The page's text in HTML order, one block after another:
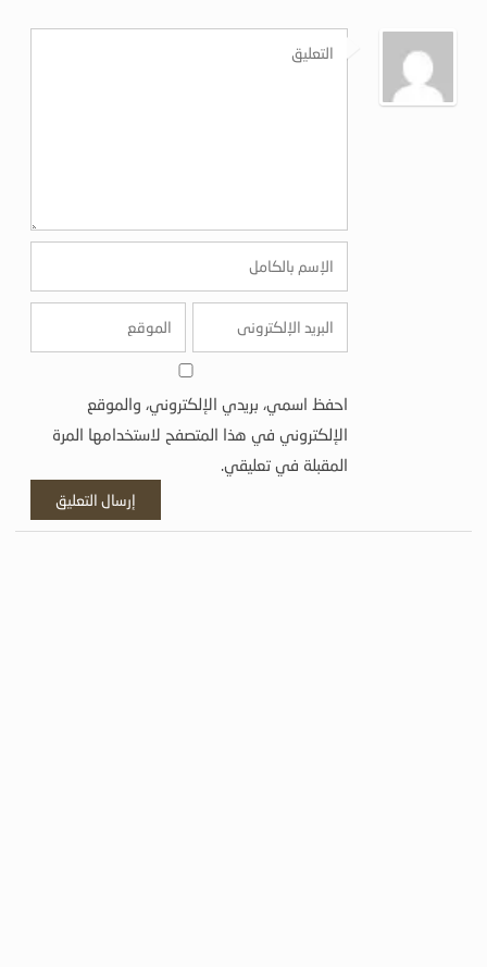
احفظ اسمي، بريدي الإلكتروني، والموقع
الإلكتروني في هذا المتصفح لاستخدامها المرة
المقبلة في تعليقي.